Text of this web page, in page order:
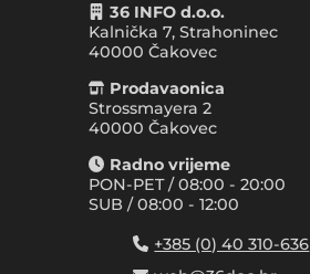
36 INFO d.o.o.
Kalnička 7, Strahoninec
40000 Čakovec
Prodavaonica
Strossmayera 2
40000 Čakovec
Radno vrijeme
PON-PET / 08:00 - 20:00
SUB / 08:00 - 12:00
+385 (0) 40 310-636